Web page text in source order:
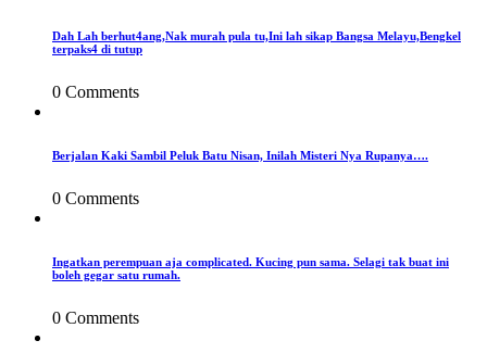
Dah Lah berhut4ang,Nak murah pula tu,Ini lah sikap Bangsa Melayu,Bengkel
terpaks4 di tutup
0 Comments
Berjalan Kaki Sambil Peluk Batu Nisan, Inilah Misteri Nya Rupanya….
0 Comments
Ingatkan perempuan aja complicated. Kucing pun sama. Selagi tak buat ini
boleh gegar satu rumah.
0 Comments